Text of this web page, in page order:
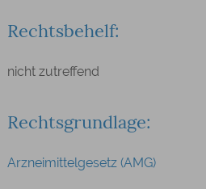
Rechtsbehelf:
nicht zutreffend
Rechtsgrundlage:
Arzneimittelgesetz (AMG)